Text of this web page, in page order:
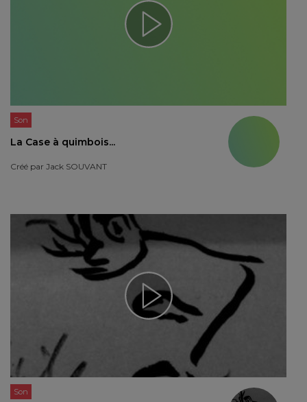
Son
La Case à quimbois...
Créé par Jack SOUVANT
Son